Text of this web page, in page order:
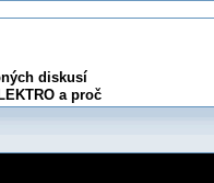
diskusí
a proč